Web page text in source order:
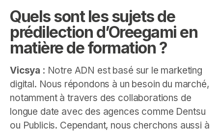
Quels sont les sujets de
prédilection d’Oreegami en
matière de formation ?
Vicsya : Notre ADN est basé sur le marketing
digital. Nous répondons à un besoin du marché,
notamment à travers des collaborations de
longue date avec des agences comme Dentsu
ou Publicis. Cependant, nous cherchons aussi à